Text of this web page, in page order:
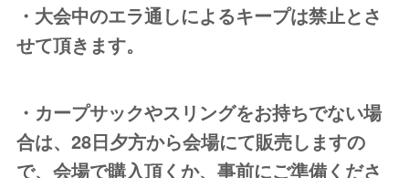
・大会中のエラ通しによるキープは禁止とさ
せて頂きます。
・カープサックやスリングをお持ちでない場
合は、28日夕方から会場にて販売しますの
で、会場で購入頂くか、事前にご準備くださ